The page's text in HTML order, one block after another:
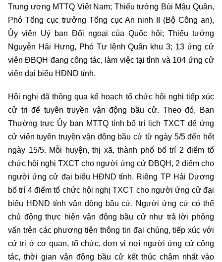
Trung ương MTTQ Việt Nam; Thiếu tướng Bùi Mậu Quân,
Phó Tổng cục trưởng Tổng cục An ninh II (Bộ Công an),
Ủy viên Uỷ ban Đối ngoại của Quốc hội; Thiếu tướng
Nguyễn Hải Hưng, Phó Tư lệnh Quân khu 3; 13 ứng cử
viên ĐBQH đang công tác, làm việc tại tỉnh và 104 ứng cử
viên đại biểu HĐND tỉnh.
Hội nghị đã thông qua kế hoạch tổ chức hội nghị tiếp xúc
cử tri để tuyên truyền vận động bầu cử. Theo đó, Ban
Thường trực Ủy ban MTTQ tỉnh bố trí lịch TXCT để ứng
cử viên tuyên truyền vận động bầu cử từ ngày 5/5 đến hết
ngày 15/5. Mỗi huyện, thị xã, thành phố bố trí 2 điểm tổ
chức hội nghị TXCT cho người ứng cử ĐBQH, 2 điểm cho
người ứng cử đại biểu HĐND tỉnh. Riêng TP Hải Dương
bố trí 4 điểm tổ chức hội nghị TXCT cho người ứng cử đại
biểu HĐND tỉnh vận động bầu cử. Người ứng cử có thể
chủ động thực hiện vận động bầu cử như trả lời phỏng
vấn trên các phương tiện thông tin đại chúng, tiếp xúc với
cử tri ở cơ quan, tổ chức, đơn vị nơi người ứng cử công
tác, thời gian vận động bầu cử kết thúc chậm nhất vào